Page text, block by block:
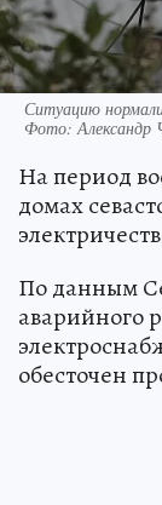
Ситуацию
Фото:
На период
домах
По данным
аварийного
обесточен